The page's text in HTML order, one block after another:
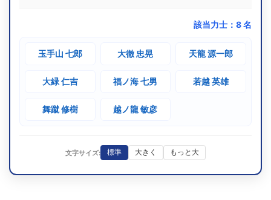
文字サイズ: 標準 大きく もっと大
該当力士： 8名
玉手山 七郎 大徹 忠晃 天龍 源一郎
大緑 仁吉 福ノ海 七男 若越 英雄
舞蹴 修樹 越ノ龍 敏彦